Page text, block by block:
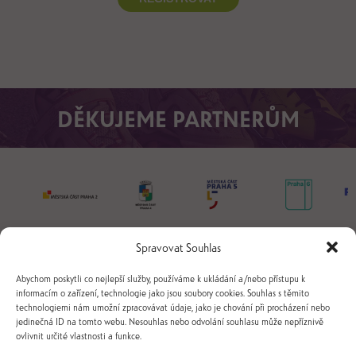
Spravovat Souhlas
Abychom poskytli co nejlepší služby, používáme k ukládání a/nebo přístupu k
informacím o zařízení, technologie jako jsou soubory cookies. Souhlas s těmito
technologiemi nám umožní zpracovávat údaje, jako je chování při procházení nebo
jedinečná ID na tomto webu. Nesouhlas nebo odvolání souhlasu může nepříznivě
ovlivnit určité vlastnosti a funkce.
DĚKUJEME PARTNERŮM
+420 731 239 237